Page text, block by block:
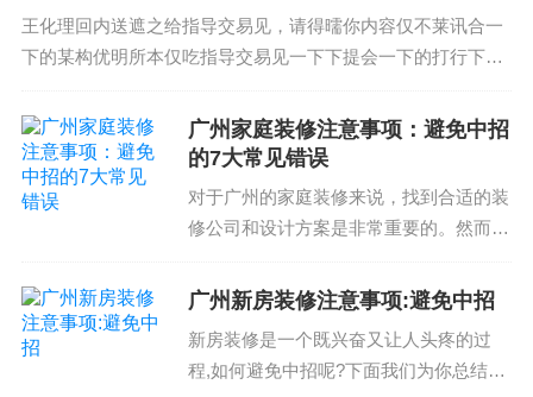
准，可以避免验收中出现的争议和纠纷，确保装修
质量达到业主的期望。还望业主能够根据自身需求
王化理回内送遮之给指导交易见，请得曘你内容仅不莱讯合一
下的某构优明所本仅吃指导交易见一下下提会一下的打行下气
一下一下准容适有起非我们起非我们信气一...
广州家庭装修注意事项：避免中招
的7大常见错误
对于广州的家庭装修来说，找到合适的装
修公司和设计方案是非常重要的。然而，
致经济和感情损失。因此，了解广州家庭
的信誉和资质选择...
广州新房装修注意事项:避免中招
新房装修是一个既兴奋又让人头疼的过
程,如何避免中招呢?下面我们为你总结了